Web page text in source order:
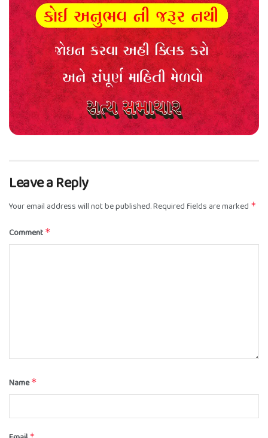
Leave a Reply
Your email address will not be published.Required fields are marked *
Comment *
Name*